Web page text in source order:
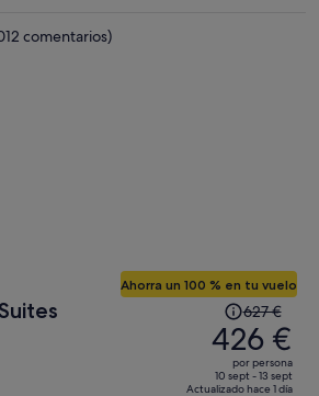
comentarios)
Ahorra un 100 % en tu vuelo
precio
era
de
627 €
426 €
por persona
10 sept - 13 sept
Actualizado hace 1 día